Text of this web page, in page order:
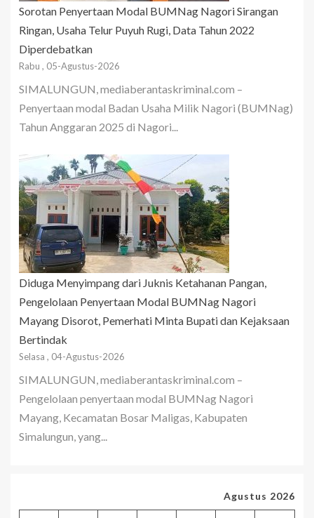
Sorotan Penyertaan Modal BUMNag Nagori Sirangan
Ringan, Usaha Telur Puyuh Rugi, Data Tahun 2022
Diperdebatkan
Rabu , 05-Agustus-2026
SIMALUNGUN, mediaberantaskriminal.com –
Penyertaan modal Badan Usaha Milik Nagori (BUMNag)
Tahun Anggaran 2025 di Nagori...
Diduga Menyimpang dari Juknis Ketahanan Pangan,
Pengelolaan Penyertaan Modal BUMNag Nagori
Mayang Disorot, Pemerhati Minta Bupati dan Kejaksaan
Bertindak
Selasa , 04-Agustus-2026
SIMALUNGUN, mediaberantaskriminal.com –
Pengelolaan penyertaan modal BUMNag Nagori
Mayang, Kecamatan Bosar Maligas, Kabupaten
Simalungun, yang...
Agustus 2026